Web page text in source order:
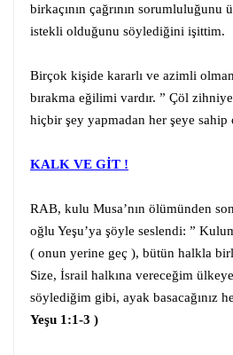
birkaçının çağrının sorumluluğunu
istekli olduğunu söylediğini işittim.
Birçok kişide kararlı ve azimli
bırakma eğilimi vardır. ” Çöl
hiçbir şey yapmadan her şeye sahip
KALK VE GİT !
RAB, kulu Musa’nın ölümünden
oğlu Yeşu’ya şöyle seslendi: ”
( onun yerine geç ), bütün halkla
Size, İsrail halkına vereceğim
söylediğim gibi, ayak basacağınız
Yeşu 1:1-3 )